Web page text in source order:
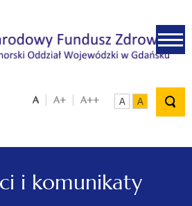
A A+ A++ A A
i komunikaty